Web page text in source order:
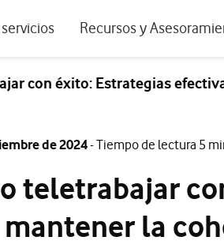
Recursos y
Eventos y webinars
con éxito: Estrategias
de 2024- Tiempo de lectura 5
teletrabajar
mantener la